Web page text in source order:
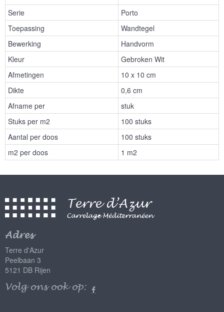
Serie
Porto
Toepassing
Wandtegel
Bewerking
Handvorm
Kleur
Gebroken Wit
Afmetingen
10 x 10 cm
Dikte
0,6 cm
Afname per
stuk
Stuks per m2
100 stuks
Aantal per doos
100 stuks
m2 per doos
1 m2
Adres
Terre d'Azur
Peelbaan 3
5121 DB Rijen
Volg ons ook op: